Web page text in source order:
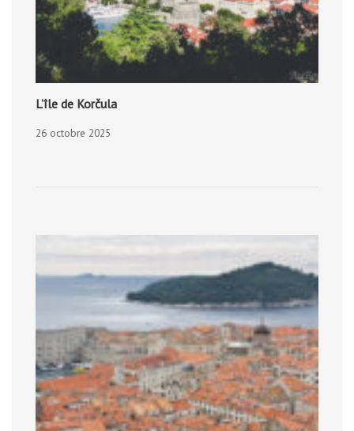
L’île de Korčula
26 octobre 2025